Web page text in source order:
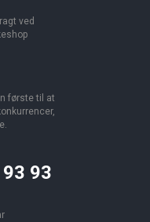
ved
første til at
93